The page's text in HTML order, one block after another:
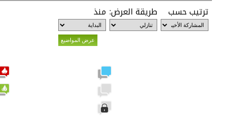
ترتيب حسب طريقة العرض: منذ